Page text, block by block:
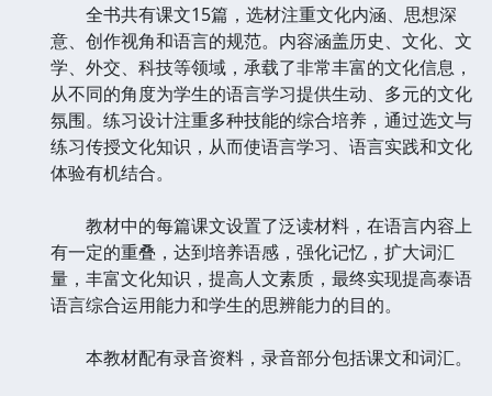
全书共有课文15篇，选材注重文化内涵、思想深
意、创作视角和语言的规范。内容涵盖历史、文化、文
学、外交、科技等领域，承载了非常丰富的文化信息，
从不同的角度为学生的语言学习提供生动、多元的文化
氛围。练习设计注重多种技能的综合培养，通过选文与
练习传授文化知识，从而使语言学习、语言实践和文化
体验有机结合。
教材中的每篇课文设置了泛读材料，在语言内容上
有一定的重叠，达到培养语感，强化记忆，扩大词汇
量，丰富文化知识，提高人文素质，最终实现提高泰语
语言综合运用能力和学生的思辨能力的目的。
本教材配有录音资料，录音部分包括课文和词汇。